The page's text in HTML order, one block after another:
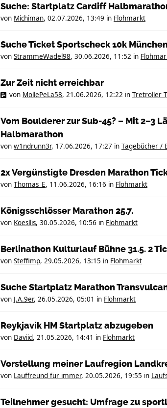
Suche: Startplatz Cardiff
von Michiman, 02.07.2026, 13:49 in Flohmarkt
Suche Ticket Sportscheck 10k
von StrammeWadel98, 30.06.2026, 11:52 in
Zur Zeit nicht erreichbar
von MollePeLa58, 21.06.2026, 12:22 in Tretroller
Vom Boulderer zur Sub-45? – Mit 2–3
Halbmarathon
von w1ndrunn3r, 17.06.2026, 17:27 in Tagebücher /
2x Vergünstigte Dresden Marathon
von Thomas_E, 11.06.2026, 16:16 in Flohmarkt
Königsschlösser Marathon 25.7.
von Koesllis, 30.05.2026, 10:56 in Flohmarkt
Berlinathon Kulturlauf Bühne 31.5. 2
von Steffimp, 29.05.2026, 13:15 in Flohmarkt
Suche Startplatz Marathon
von J.A.9er, 26.05.2026, 05:01 in Flohmarkt
Reykjavik HM Startplatz abzugeben
von Daviid, 21.05.2026, 14:41 in Flohmarkt
Vorstellung meiner Laufregion
von Lauffreund für immer, 20.05.2026, 19:55 in
Teilnehmer gesucht: Umfrage zu